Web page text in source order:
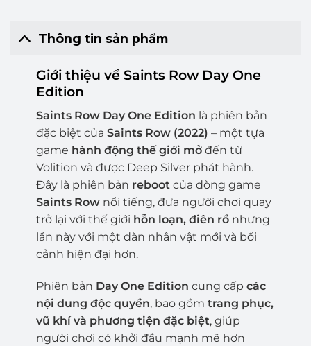
Thông tin sản phẩm
Giới thiệu về Saints Row Day One
Edition
Saints Row Day One Edition là phiên bản
đặc biệt của Saints Row (2022) – một tựa
game hành động thế giới mởđến từ
Volition và được Deep Silver phát hành.
Đây là phiên bản rebootcủa dòng game
Saints Rownổi tiếng, đưa người chơi quay
trở lại với thế giới hỗn loạn, điên rồnhưng
lần này với một dàn nhân vật mới và bối
cảnh hiện đại hơn.
Phiên bản Day One Edition cung cấp các
nội dung độc quyền, bao gồm trang phục,
vũ khí và phương tiện đặc biệt, giúp
người chơi có khởi đầu mạnh mẽ hơn